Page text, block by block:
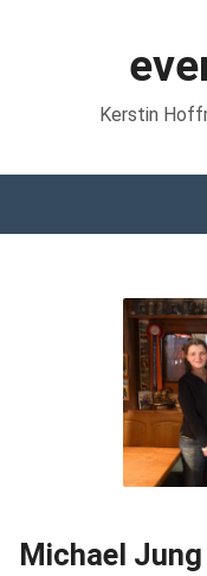
Kerstin
Michael Jung